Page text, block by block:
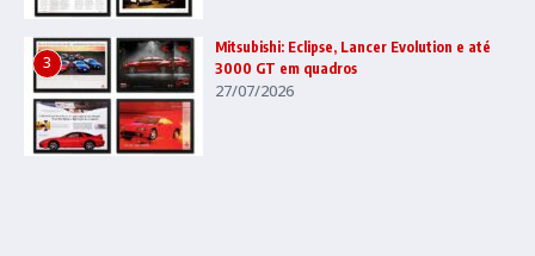
3
Mitsubishi: Eclipse, Lancer Evolution e até
3000 GT em quadros
27/07/2026